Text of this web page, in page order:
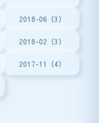
2018-06（3）
2018-02（3）
2017-11（4）